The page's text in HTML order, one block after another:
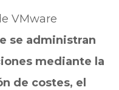
VMware
se administran
mediante la
de costes, el